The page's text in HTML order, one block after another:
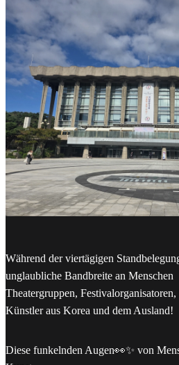
Während der viertägigen
unglaubliche Bandbreite an Menschen
Theatergruppen,
Künstler aus Korea und dem Ausland!
Diese funkelnden Augen👀✨ von